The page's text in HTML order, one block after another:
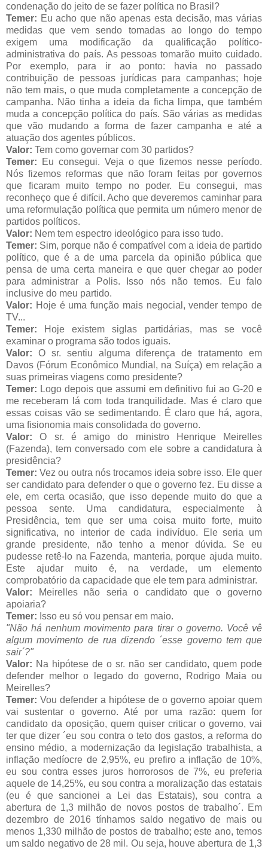
condenação do jeito de se fazer política no Brasil?
Temer: Eu acho que não apenas esta decisão, mas várias
medidas que vem sendo tomadas ao longo do tempo
exigem uma modificação da qualificação político-
administrativa do país. As pessoas tomarão muito cuidado.
Por exemplo, para ir ao ponto: havia no passado
contribuição de pessoas jurídicas para campanhas; hoje
não tem mais, o que muda completamente a concepção de
campanha. Não tinha a ideia da ficha limpa, que também
muda a concepção política do país. São várias as medidas
que vão mudando a forma de fazer campanha e até a
atuação dos agentes públicos.
Valor: Tem como governar com 30 partidos?
Temer: Eu consegui. Veja o que fizemos nesse período.
Nós fizemos reformas que não foram feitas por governos
que ficaram muito tempo no poder. Eu consegui, mas
reconheço que é difícil. Acho que deveremos caminhar para
uma reformulação política que permita um número menor de
partidos políticos.
Valor: Nem tem espectro ideológico para isso tudo.
Temer: Sim, porque não é compatível com a ideia de partido
político, que é a de uma parcela da opinião pública que
pensa de uma certa maneira e que quer chegar ao poder
para administrar a Polis. Isso nós não temos. Eu falo
inclusive do meu partido.
Valor: Hoje é uma função mais negocial, vender tempo de
TV...
Temer: Hoje existem siglas partidárias, mas se você
examinar o programa são todos iguais.
Valor: O sr. sentiu alguma diferença de tratamento em
Davos (Fórum Econômico Mundial, na Suíça) em relação a
suas primeiras viagens como presidente?
Temer: Logo depois que assumi em definitivo fui ao G-20 e
me receberam lá com toda tranquilidade. Mas é claro que
essas coisas vão se sedimentando. É claro que há, agora,
uma fisionomia mais consolidada do governo.
Valor: O sr. é amigo do ministro Henrique Meirelles
(Fazenda), tem conversado com ele sobre a candidatura à
presidência?
Temer: Vez ou outra nós trocamos ideia sobre isso. Ele quer
ser candidato para defender o que o governo fez. Eu disse a
ele, em certa ocasião, que isso depende muito do que a
pessoa sente. Uma candidatura, especialmente à
Presidência, tem que ser uma coisa muito forte, muito
significativa, no interior de cada indivíduo. Ele seria um
grande presidente, não tenho a menor dúvida. Se eu
pudesse retê-lo na Fazenda, manteria, porque ajuda muito.
Este ajudar muito é, na verdade, um elemento
comprobatório da capacidade que ele tem para administrar.
Valor: Meirelles não seria o candidato que o governo
apoiaria?
Temer: Isso eu só vou pensar em maio.
"Não há nenhum movimento para tirar o governo. Você vê
algum movimento de rua dizendo ´esse governo tem que
sair´?"
Valor: Na hipótese de o sr. não ser candidato, quem pode
defender melhor o legado do governo, Rodrigo Maia ou
Meirelles?
Temer: Vou defender a hipótese de o governo apoiar quem
vai sustentar o governo. Até por uma razão: quem for
candidato da oposição, quem quiser criticar o governo, vai
ter que dizer ´eu sou contra o teto dos gastos, a reforma do
ensino médio, a modernização da legislação trabalhista, a
inflação medíocre de 2,95%, eu prefiro a inflação de 10%,
eu sou contra esses juros horrorosos de 7%, eu preferia
aquele de 14,25%, eu sou contra a moralização das estatais
(eu é que sancionei a Lei das Estatais), sou contra a
abertura de 1,3 milhão de novos postos de trabalho´. Em
dezembro de 2016 tínhamos saldo negativo de mais ou
menos 1,330 milhão de postos de trabalho; este ano, temos
um saldo negativo de 28 mil. Ou seja, houve abertura de 1,3